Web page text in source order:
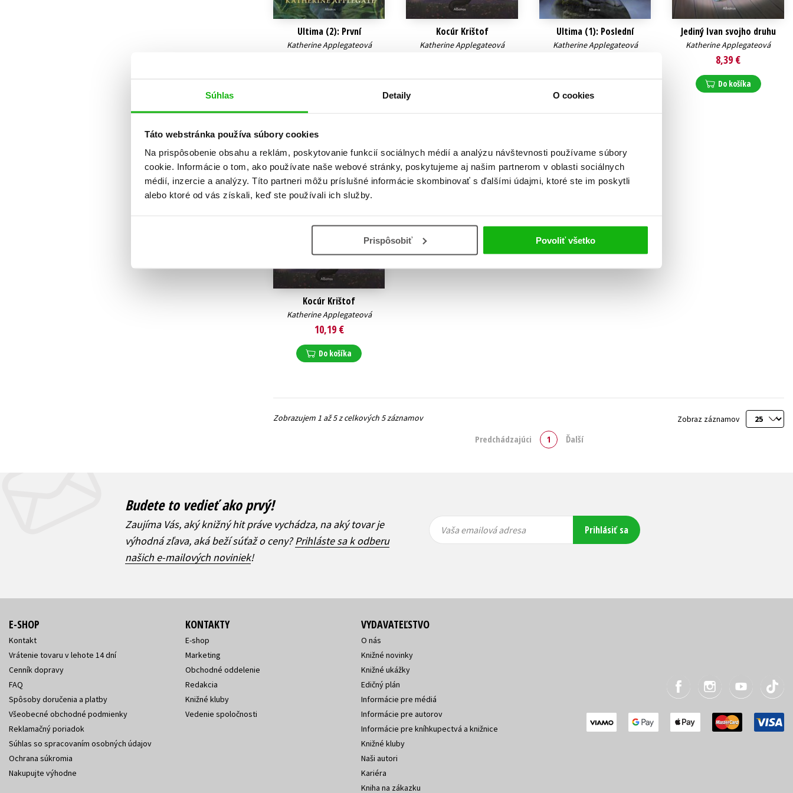
Súhlas Detaily O cookies
Táto webstránka používa súbory cookies
Na prispôsobenie obsahu a reklám, poskytovanie funkcií sociálnych médií a analýzu návštevnosti používame súbory
cookie. Informácie o tom, ako používate naše webové stránky, poskytujeme aj našim partnerom v oblasti sociálnych
médií, inzercie a analýzy. Títo partneri môžu príslušné informácie skombinovať s ďalšími údajmi, ktoré ste im poskytli
alebo ktoré od vás získali, keď ste používali ich služby.
Prispôsobiť Povoliť všetko
Ultima (2): První
Katherine Applegateová
Kocúr Krištof
Katherine Applegateová
Ultima (1): Poslední
Katherine Applegateová
Jediný Ivan svojho druhu
Katherine Applegateová
8,39 €
Do košíka
Kocúr Krištof
Katherine Applegateová
10,19 €
Do košíka
Zobraz záznamov
Zobrazujem 1 až 5 z celkových 5 záznamov
Predchádzajúci 1 Ďalší
Budete to vedieť ako prvý!
Zaujíma Vás, aký knižný hit práve vychádza, na aký tovar je
výhodná zľava, aká beží súťaž o ceny?Prihláste sa k odberu
našich e-mailových noviniek!
Vaša
emailová
Vaša
emailová
Vaša emailová adresa Prihlásiť sa
E-SHOP
Kontakt
Vrátenie tovaru v lehote 14 dní
Cenník dopravy
FAQ
Spôsoby doručenia a platby
Všeobecné obchodné podmienky
Reklamačný poriadok
Súhlas so spracovaním osobných údajov
Ochrana súkromia
Nakupujte výhodne
KONTAKTY
E-shop
Marketing
Obchodné oddelenie
Redakcia
Knižné kluby
Vedenie spoločnosti
VYDAVATEĽSTVO
O nás
Knižné novinky
Knižné ukážky
Edičný plán
Informácie pre médiá
Informácie pre autorov
Informácie pre kníhkupectvá a knižnice
Knižné kluby
Naši autori
Kariéra
Kniha na zákazku